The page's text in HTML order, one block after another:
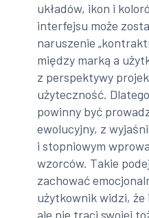
układów, ikon i
interfejsu może
naruszenie
między marką a
z perspektywy
użyteczność.
powinny być
ewolucyjny, z
i stopniowym
wzorców. Takie
zachować
użytkownik widzi,
ale nie traci swojej